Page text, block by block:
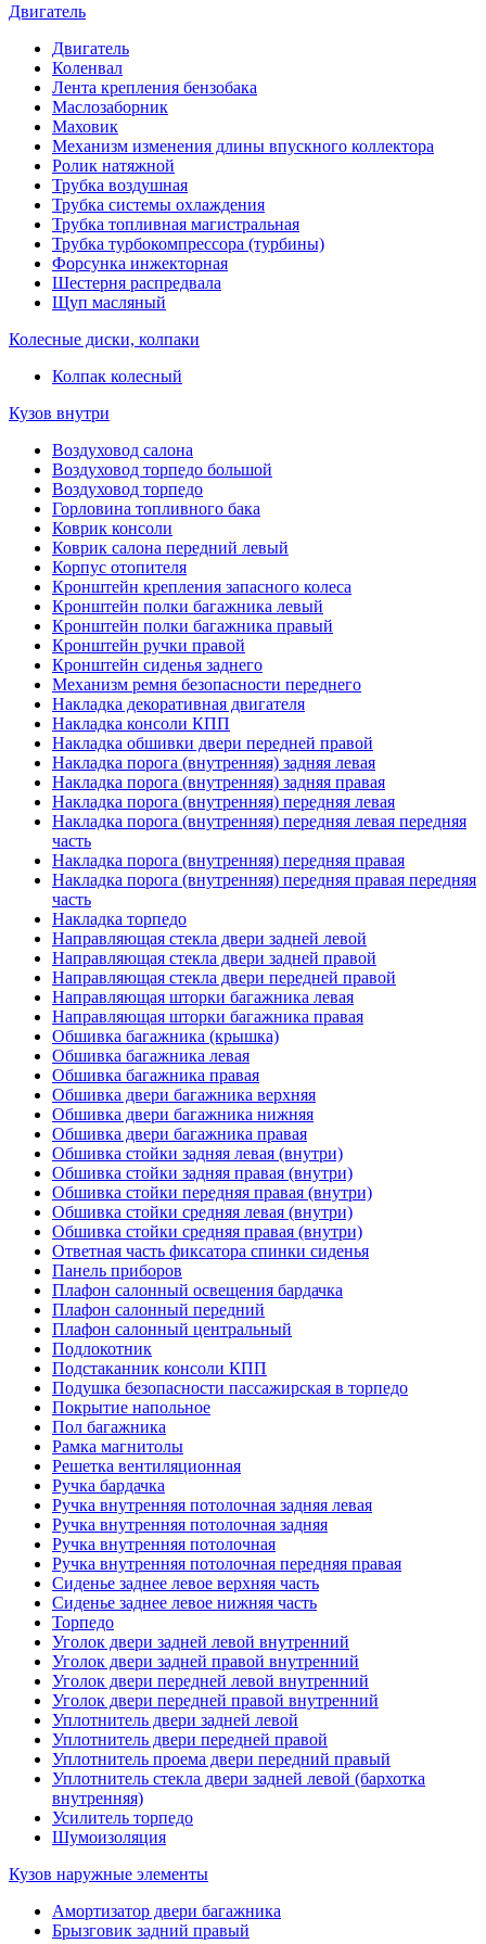
Двигатель
Двигатель
Коленвал
Лента крепления бензобака
Маслозаборник
Маховик
Механизм изменения длины впускного коллектора
Ролик натяжной
Трубка воздушная
Трубка системы охлаждения
Трубка топливная магистральная
Трубка турбокомпрессора (турбины)
Форсунка инжекторная
Шестерня распредвала
Щуп масляный
Колесные диски, колпаки
Колпак колесный
Кузов внутри
Воздуховод салона
Воздуховод торпедо большой
Воздуховод торпедо
Горловина топливного бака
Коврик консоли
Коврик салона передний левый
Корпус отопителя
Кронштейн крепления запасного колеса
Кронштейн полки багажника левый
Кронштейн полки багажника правый
Кронштейн ручки правой
Кронштейн сиденья заднего
Механизм ремня безопасности переднего
Накладка декоративная двигателя
Накладка консоли КПП
Накладка обшивки двери передней правой
Накладка порога (внутренняя) задняя левая
Накладка порога (внутренняя) задняя правая
Накладка порога (внутренняя) передняя левая
Накладка порога (внутренняя) передняя левая передняя
часть
Накладка порога (внутренняя) передняя правая
Накладка порога (внутренняя) передняя правая передняя
часть
Накладка торпедо
Направляющая стекла двери задней левой
Направляющая стекла двери задней правой
Направляющая стекла двери передней правой
Направляющая шторки багажника левая
Направляющая шторки багажника правая
Обшивка багажника (крышка)
Обшивка багажника левая
Обшивка багажника правая
Обшивка двери багажника верхняя
Обшивка двери багажника нижняя
Обшивка двери багажника правая
Обшивка стойки задняя левая (внутри)
Обшивка стойки задняя правая (внутри)
Обшивка стойки передняя правая (внутри)
Обшивка стойки средняя левая (внутри)
Обшивка стойки средняя правая (внутри)
Ответная часть фиксатора спинки сиденья
Панель приборов
Плафон салонный освещения бардачка
Плафон салонный передний
Плафон салонный центральный
Подлокотник
Подстаканник консоли КПП
Подушка безопасности пассажирская в торпедо
Покрытие напольное
Пол багажника
Рамка магнитолы
Решетка вентиляционная
Ручка бардачка
Ручка внутренняя потолочная задняя левая
Ручка внутренняя потолочная задняя
Ручка внутренняя потолочная
Ручка внутренняя потолочная передняя правая
Сиденье заднее левое верхняя часть
Сиденье заднее левое нижняя часть
Торпедо
Уголок двери задней левой внутренний
Уголок двери задней правой внутренний
Уголок двери передней левой внутренний
Уголок двери передней правой внутренний
Уплотнитель двери задней левой
Уплотнитель двери передней правой
Уплотнитель проема двери передний правый
Уплотнитель стекла двери задней левой (бархотка
внутренняя)
Усилитель торпедо
Шумоизоляция
Кузов наружные элементы
Амортизатор двери багажника
Брызговик задний правый